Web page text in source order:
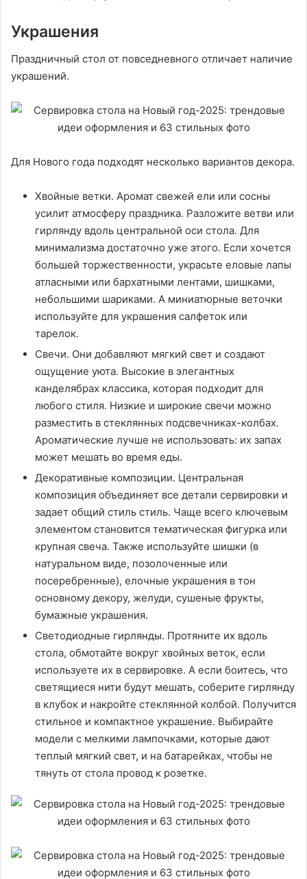
Украшения
Праздничный стол от повседневного отличает наличие
украшений.
Для Нового года подходят несколько вариантов декора.
Хвойные ветки. Аромат свежей ели или сосны
усилит атмосферу праздника. Разложите ветви или
гирлянду вдоль центральной оси стола. Для
минимализма достаточно уже этого. Если хочется
большей торжественности, украсьте еловые лапы
атласными или бархатными лентами, шишками,
небольшими шариками. А миниатюрные веточки
используйте для украшения салфеток или
тарелок.
Свечи. Они добавляют мягкий свет и создают
ощущение уюта. Высокие в элегантных
канделябрах классика, которая подходит для
любого стиля. Низкие и широкие свечи можно
разместить в стеклянных подсвечниках-колбах.
Ароматические лучше не использовать: их запах
может мешать во время еды.
Декоративные композиции. Центральная
композиция объединяет все детали сервировки и
задает общий стиль стиль. Чаще всего ключевым
элементом становится тематическая фигурка или
крупная свеча. Также используйте шишки (в
натуральном виде, позолоченные или
посеребренные), елочные украшения в тон
основному декору, желуди, сушеные фрукты,
бумажные украшения.
Светодиодные гирлянды. Протяните их вдоль
стола, обмотайте вокруг хвойных веток, если
используете их в сервировке. А если боитесь, что
светящиеся нити будут мешать, соберите гирлянду
в клубок и накройте стеклянной колбой. Получится
стильное и компактное украшение. Выбирайте
модели с мелкими лампочками, которые дают
теплый мягкий свет, и на батарейках, чтобы не
тянуть от стола провод к розетке.